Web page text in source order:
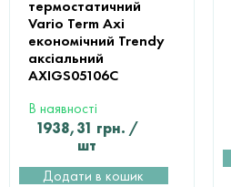
термостатичний
Vario Term Axi
економічний Trendy
аксіальний
AXIGS05106С
В наявності
1938,31 грн. /
шт
Додати в кошик